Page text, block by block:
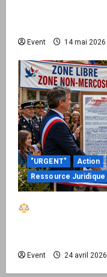
Event 14 mai 2026
"URGENT" Action
Ressource Juridique
Event 24 avril 2026